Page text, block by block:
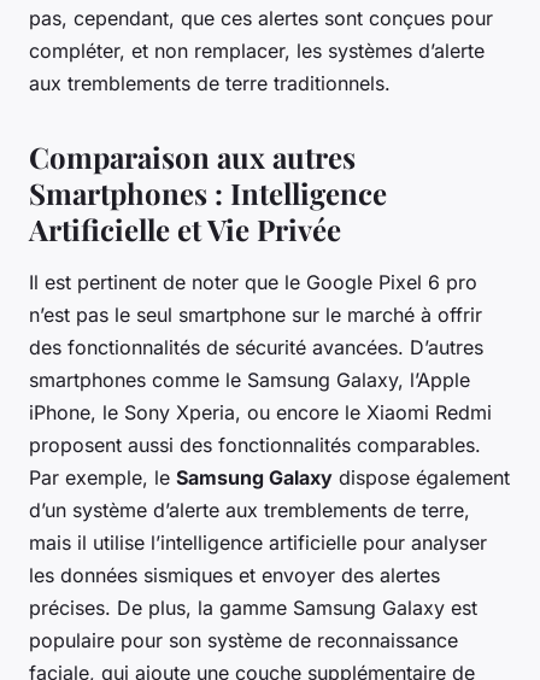
pas, cependant, que ces alertes sont conçues pour
compléter, et non remplacer, les systèmes d’alerte
aux tremblements de terre traditionnels.
Comparaison aux autres
Smartphones : Intelligence
Artificielle et Vie Privée
Il est pertinent de noter que le Google Pixel 6 pro
n’est pas le seul smartphone sur le marché à offrir
des fonctionnalités de sécurité avancées. D’autres
smartphones comme le Samsung Galaxy, l’Apple
iPhone, le Sony Xperia, ou encore le Xiaomi Redmi
proposent aussi des fonctionnalités comparables.
Par exemple, le Samsung Galaxy dispose également
d’un système d’alerte aux tremblements de terre,
mais il utilise l’intelligence artificielle pour analyser
les données sismiques et envoyer des alertes
précises. De plus, la gamme Samsung Galaxy est
populaire pour son système de reconnaissance
faciale, qui ajoute une couche supplémentaire de